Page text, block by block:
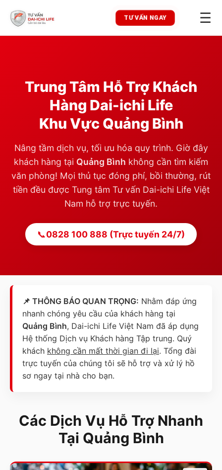
TƯ VẤN NGAY ☰
Trung Tâm Hỗ Trợ Khách
Hàng Dai-ichi Life
Khu Vực Quảng Bình
Nâng tầm dịch vụ, tối ưu hóa quy trình. Giờ đây
khách hàng tại Quảng Bình không cần tìm kiếm
văn phòng! Mọi thủ tục đóng phí, bồi thường, rút
tiền đều được Tung tâm Tư vấn Dai-ichi Life Việt
Nam hỗ trợ trực tuyến.
📞0828 100 888 (Trực tuyến 24/7)
📌 THÔNG BÁO QUAN TRỌNG: Nhằm đáp ứng
nhanh chóng yêu cầu của khách hàng tại
Quảng Bình, Dai-ichi Life Việt Nam đã áp dụng
Hệ thống Dịch vụ Khách hàng Tập trung. Quý
khách không cần mất thời gian đi lại. Tổng đài
trực tuyến của chúng tôi sẽ hỗ trợ và xử lý hồ
sơ ngay tại nhà cho bạn.
Các Dịch Vụ Hỗ Trợ Nhanh
Tại Quảng Bình